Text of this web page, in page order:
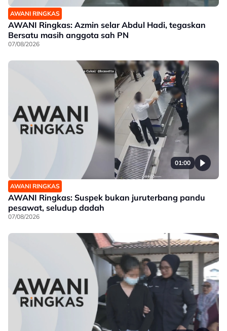
AWANI RINGKAS
AWANI Ringkas: Azmin selar Abdul Hadi, tegaskan
Bersatu masih anggota sah PN
07/08/2026
01:00
AWANI RINGKAS
AWANI Ringkas: Suspek bukan juruterbang pandu
pesawat, seludup dadah
07/08/2026